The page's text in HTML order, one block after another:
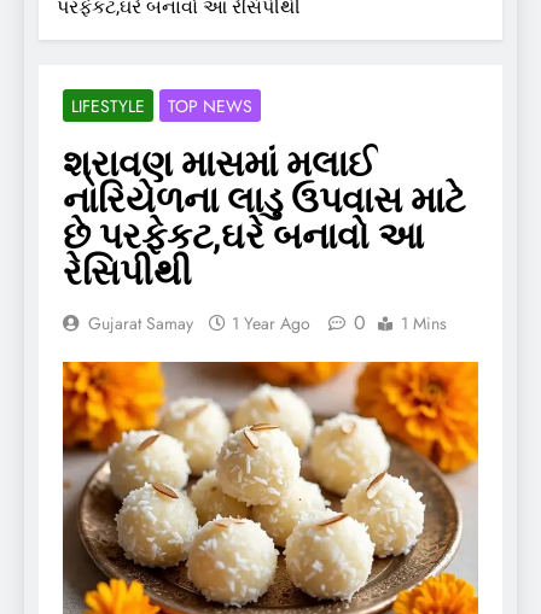
પરફેકટ,ઘરે બનાવો આ રેસિપીથી
LIFESTYLE TOP NEWS
શ્રાવણ માસમાં મલાઈ
નારિયેળના લાડુ ઉપવાસ માટે
છે પરફેકટ,ઘરે બનાવો આ
રેસિપીથી
Gujarat Samay 1 Year Ago 0 1 Mins